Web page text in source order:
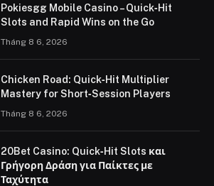
Pokiesgg Mobile Casino – Quick‑Hit
Slots and Rapid Wins on the Go
Tháng 8 6, 2026
Chicken Road: Quick‑Hit Multiplier
Mastery for Short‑Session Players
Tháng 8 6, 2026
20Bet Casino: Quick‑Hit Slots και
Γρήγορη Δράση για Παίκτες με
Ταχύτητα